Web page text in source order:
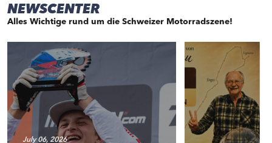
NEWSCENTER
Alles Wichtige rund um die Schweizer Motorradszene!
July 06, 2026